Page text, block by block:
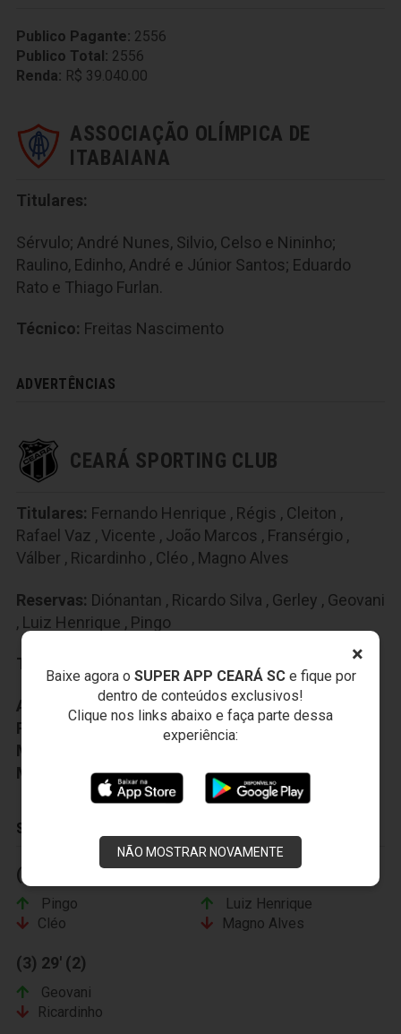
×
Baixe agora o SUPER APP CEARÁ SCe fique por
dentro de conteúdos exclusivos!
Clique nos links abaixo e faça parte dessa
experiência:
NÃO MOSTRAR NOVAMENTE
Publico Pagante: 2556
Publico Total: 2556
Renda: R$ 39.040.00
ASSOCIAÇÃO OLÍMPICA DE
ITABAIANA
Titulares:
Sérvulo; André Nunes, Silvio, Celso e Nininho;
Raulino, Edinho, André e Júnior Santos; Eduardo
Rato e Thiago Furlan.
Técnico: Freitas Nascimento
ADVERTÊNCIAS
CEARÁ SPORTING CLUB
Titulares: Fernando Henrique , Régis , Cleiton ,
Rafael Vaz , Vicente , João Marcos , Fransérgio ,
Válber , Ricardinho , Cléo , Magno Alves
Reservas: Diónantan , Ricardo Silva , Gerley , Geovani
, Luiz Henrique , Pingo
Técnico:
Auxiliar Técnico:Anderson Silva
Preparador Fisico:
George Castilhos
Médico:
Massagista:Anacleto Pires
SUBSTITUIÇÕES
(1) 13' (2)
Pingo
Cléo
(2) 20' (2)
Luiz Henrique
Magno Alves
(3) 29' (2)
Geovani
Ricardinho